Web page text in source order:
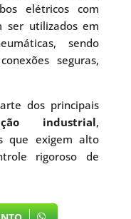
elétricos com
ser utilizados em
sendo
seguras,
dos principais
industrial,
que exigem alto
rigoroso de